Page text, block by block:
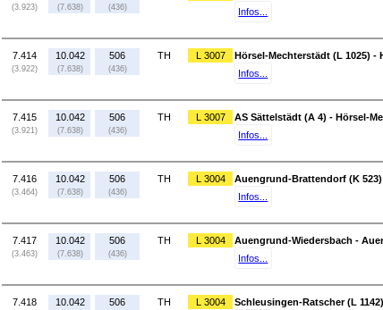
(3.923) (7.638) (436)
Infos...
7.414
(3.922)
10.042
(7.638)
506
(436)
TH L 3007
Hörsel-Mechterstädt (L 1025) -
Infos...
7.415
(3.921)
10.042
(7.638)
506
(436)
TH L 3007
AS Sättelstädt (A 4) - Hörsel-
Infos...
7.416
(3.464)
10.042
(7.638)
506
(436)
TH L 3004
Auengrund-Brattendorf (K
Infos...
7.417
(3.463)
10.042
(7.638)
506
(436)
TH L 3004
Auengrund-Wiedersbach -
Infos...
7.418 10.042 506 TH L 3004
Schleusingen-Ratscher (L